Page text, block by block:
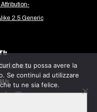
2.5 Generic
che tu possa avere la
Se continui ad utilizzare
tu ne sia felice.